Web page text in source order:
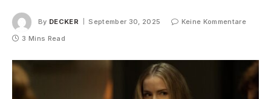
By DECKER September 30, 2025
Keine Kommentare
3 Mins Read